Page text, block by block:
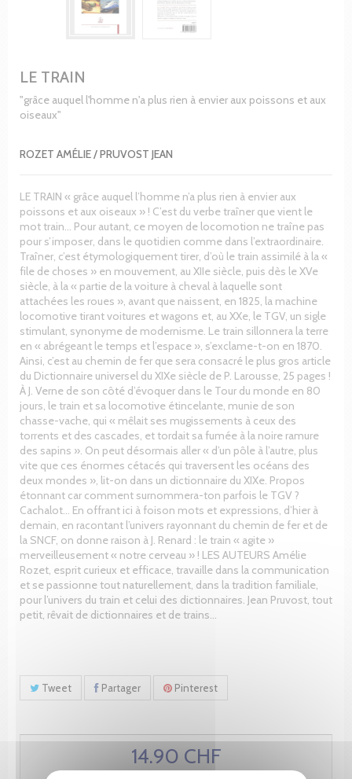
LE TRAIN
"grâce auquel l'homme n'a plus rien à envier aux poissons et aux
oiseaux"
ROZET AMÉLIE / PRUVOST JEAN
LE TRAIN « grâce auquel l’homme n’a plus rien à envier aux
poissons et aux oiseaux » ! C’est du verbe traîner que vient le
mot train… Pour autant, ce moyen de locomotion ne traîne pas
pour s’imposer, dans le quotidien comme dans l’extraordinaire.
Traîner, c’est étymologiquement tirer, d’où le train assimilé à la «
file de choses » en mouvement, au XIIe siècle, puis dès le XVe
siècle, à la « partie de la voiture à cheval à laquelle sont
attachées les roues », avant que naissent, en 1825, la machine
locomotive tirant voitures et wagons et, au XXe, le TGV, un sigle
stimulant, synonyme de modernisme. Le train sillonnera la terre
en « abrégeant le temps et l’espace », s’exclame-t-on en 1870.
Ainsi, c’est au chemin de fer que sera consacré le plus gros article
du Dictionnaire universel du XIXe siècle de P. Larousse, 25 pages !
À J. Verne de son côté d’évoquer dans le Tour du monde en 80
jours, le train et sa locomotive étincelante, munie de son
chasse-vache, qui « mêlait ses mugissements à ceux des
torrents et des cascades, et tordait sa fumée à la noire ramure
des sapins ». On peut désormais aller « d’un pôle à l’autre, plus
vite que ces énormes cétacés qui traversent les océans des
deux mondes », lit-on dans un dictionnaire du XIXe. Propos
étonnant car comment surnommera-ton parfois le TGV ?
Cachalot… En offrant ici à foison mots et expressions, d’hier à
demain, en racontant l’univers rayonnant du chemin de fer et de
la SNCF, on donne raison à J. Renard : le train « agite »
merveilleusement « notre cerveau » ! LES AUTEURS Amélie
Rozet, esprit curieux et efficace, travaille dans la communication
et se passionne tout naturellement, dans la tradition familiale,
pour l’univers du train et celui des dictionnaires. Jean Pruvost, tout
petit, rêvait de dictionnaires et de trains…
Tweet Partager Pinterest
14.90 CHF